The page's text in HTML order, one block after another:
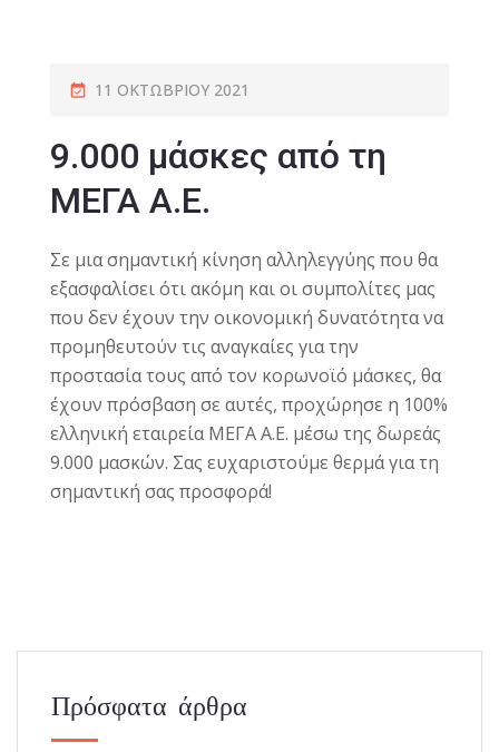
11 ΟΚΤΩΒΡΊΟΥ 2021
9.000 μάσκες από τη
ΜΕΓΑ Α.Ε.
Σε μια σημαντική κίνηση αλληλεγγύης που θα
εξασφαλίσει ότι ακόμη και οι συμπολίτες μας
που δεν έχουν την οικονομική δυνατότητα να
προμηθευτούν τις αναγκαίες για την
προστασία τους από τον κορωνοϊό μάσκες, θα
έχουν πρόσβαση σε αυτές, προχώρησε η 100%
ελληνική εταιρείαΜΕΓΑ Α.Ε. μέσω της δωρεάς
9.000 μασκών. Σας ευχαριστούμε θερμά για τη
σημαντική σας προσφορά!
Πρόσφατα άρθρα